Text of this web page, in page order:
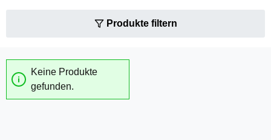
Produkte filtern
Keine Produkte
gefunden.